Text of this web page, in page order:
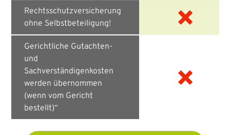
Rechtsschutzversicherung
ohne Selbstbeteiligung!
Gerichtliche Gutachten-
und
Sachverständigenkosten
werden übernommen
(wenn vom Gericht
bestellt)“